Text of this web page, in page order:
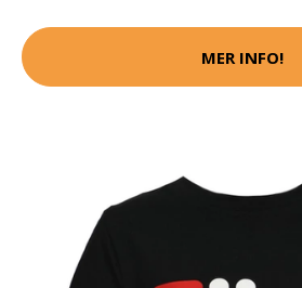
MER INFO!